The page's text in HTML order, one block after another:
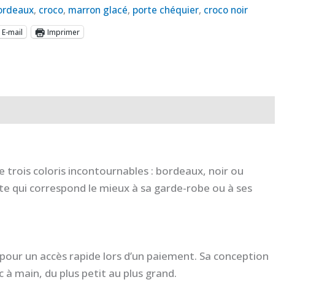
, croco, marron glacé, porte chéquier, croco noir
E-mail Imprimer
trois coloris incontournables : bordeaux, noir ou
correspond le mieux à sa garde-robe ou à ses
un accès rapide lors d’un paiement. Sa conception
main, du plus petit au plus grand.